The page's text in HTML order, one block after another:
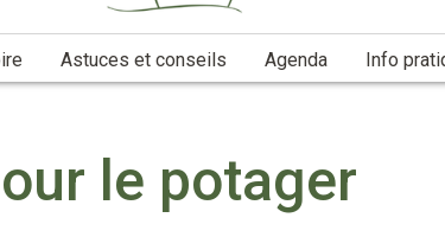
Astuces et conseils Agenda Info
le potager